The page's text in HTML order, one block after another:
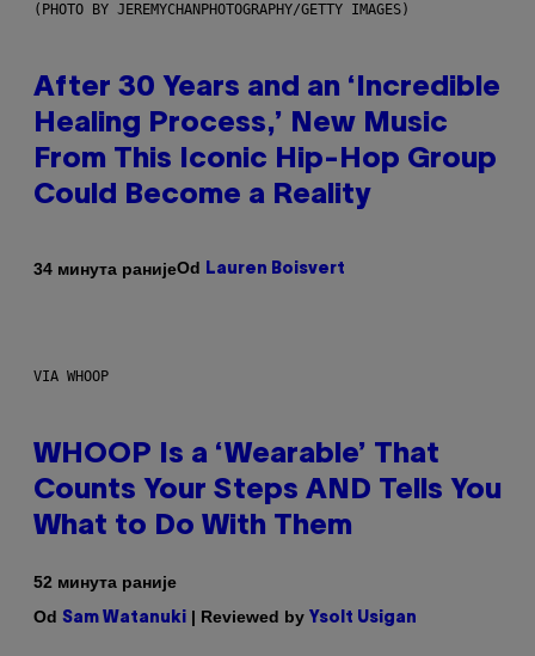
(PHOTO BY JEREMYCHANPHOTOGRAPHY/GETTY IMAGES)
After 30 Years and an ‘Incredible
Healing Process,’ New Music
From This Iconic Hip-Hop Group
Could Become a Reality
34 минута ранијеOd Lauren Boisvert
VIA WHOOP
WHOOP Is a ‘Wearable’ That
Counts Your Steps AND Tells You
What to Do With Them
52 минута раније
Od Sam Watanuki | Reviewed by Ysolt Usigan